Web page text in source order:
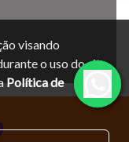
visando
o uso do site.
Política de